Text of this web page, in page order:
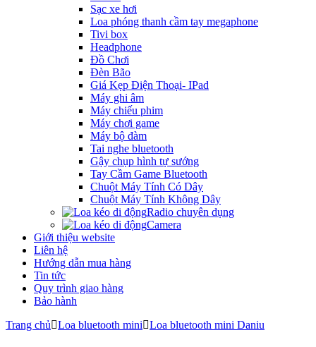
Sạc xe hơi
Loa phóng thanh cầm tay megaphone
Tivi box
Headphone
Đồ Chơi
Đèn Bão
Giá Kẹp Điện Thoại- IPad
Máy ghi âm
Máy chiếu phim
Máy chơi game
Máy bộ đàm
Tai nghe bluetooth
Gậy chụp hình tự sướng
Tay Cầm Game Bluetooth
Chuột Máy Tính Có Dây
Chuột Máy Tính Không Dây
Radio chuyên dụng
Camera
Giới thiệu website
Liên hệ
Hướng dẫn mua hàng
Tin tức
Quy trình giao hàng
Bảo hành
Trang chủ
Loa bluetooth mini Loa bluetooth mini Daniu